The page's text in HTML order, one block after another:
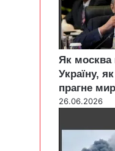
Як москва
Україну,
прагне
26.06.2026